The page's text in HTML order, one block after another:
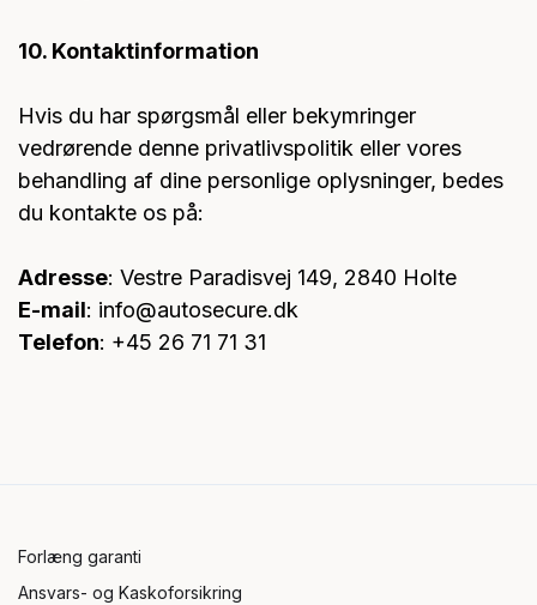
10. Kontaktinformation
Hvis du har spørgsmål eller bekymringer
vedrørende denne privatlivspolitik eller vores
behandling af dine personlige oplysninger, bedes
du kontakte os på:
Adresse: Vestre Paradisvej 149, 2840 Holte
E-mail: info@autosecure.dk
Telefon: +45 26 71 71 31
Forlæng garanti
Ansvars- og Kaskoforsikring